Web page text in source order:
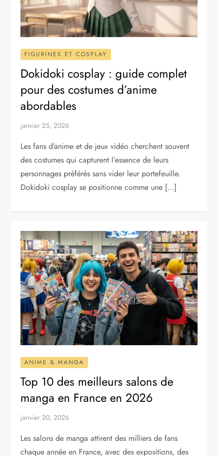
FIGURINES ET COSPLAY
Dokidoki cosplay : guide complet
pour des costumes d’anime
abordables
janvier 25, 2026
Les fans d’anime et de jeux vidéo cherchent souvent
des costumes qui capturent l’essence de leurs
personnages préférés sans vider leur portefeuille.
Dokidoki cosplay se positionne comme une […]
ANIME & MANGA
Top 10 des meilleurs salons de
manga en France en 2026
janvier 20, 2026
Les salons de manga attirent des milliers de fans
chaque année en France, avec des expositions, des